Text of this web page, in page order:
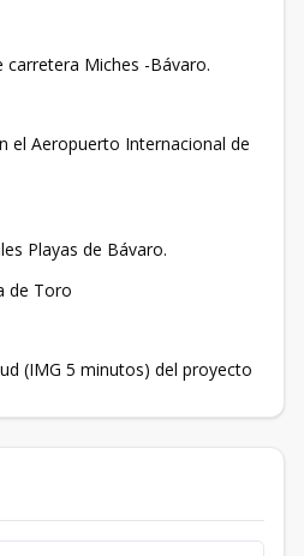
Miches -Bávaro.
el Aeropuerto Internacional de
Playas de Bávaro.
de Toro
(IMG 5 minutos) del proyecto